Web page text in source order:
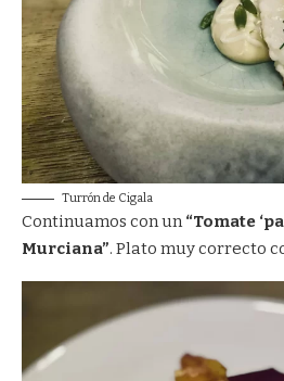
Turrón de Cigala
Continuamos con un“Tomate
Murciana”. Plato muy correcto